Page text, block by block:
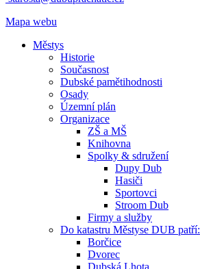
Mapa webu
Městys
Historie
Současnost
Dubské pamětihodnosti
Osady
Územní plán
Organizace
ZŠ a MŠ
Knihovna
Spolky & sdružení
Dupy Dub
Hasiči
Sportovci
Stroom Dub
Firmy a služby
Do katastru Městyse DUB patří:
Borčice
Dvorec
Dubská Lhota